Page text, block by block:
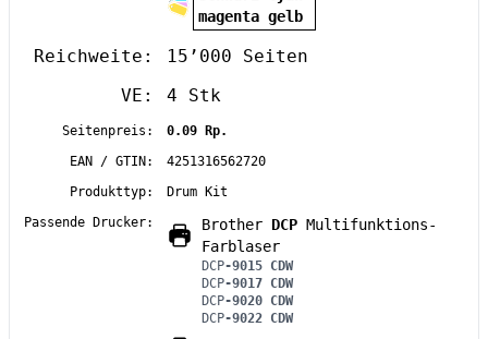
magenta gelb
Reichweite:
15’000 Seiten
VE:
4 Stk
Seitenpreis:
0.09 Rp.
EAN / GTIN:
4251316562720
Produkttyp:
Drum Kit
Passende Drucker:
Brother DCP Multifunktions-
Farblaser
DCP-9015 CDW
DCP-9017 CDW
DCP-9020 CDW
DCP-9022 CDW